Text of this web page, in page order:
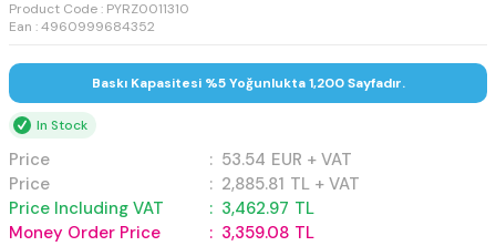
Product Code : PYRZ0011310
Ean : 4960999684352
Baskı Kapasitesi %5 Yoğunlukta 1,200 Sayfadır.
In Stock
Price : 53.54 EUR + VAT
Price
: 2,885.81 TL + VAT
Price Including VAT
: 3,462.97 TL
Money Order Price
: 3,359.08 TL